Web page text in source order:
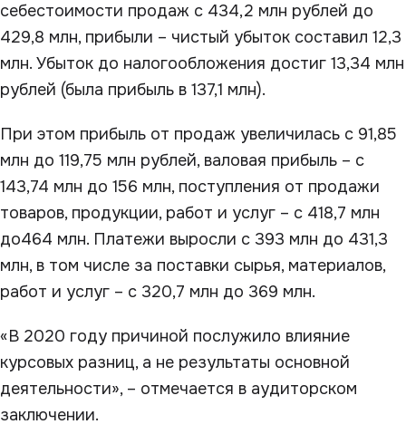
себестоимости продаж с 434,2 млн рублей до
429,8 млн, прибыли – чистый убыток составил 12,3
млн. Убыток до налогообложения достиг 13,34 млн
рублей (была прибыль в 137,1 млн).
При этом прибыль от продаж увеличилась с 91,85
млн до 119,75 млн рублей, валовая прибыль – с
143,74 млн до 156 млн, поступления от продажи
товаров, продукции, работ и услуг – с 418,7 млн
до464 млн. Платежи выросли с 393 млн до 431,3
млн, в том числе за поставки сырья, материалов,
работ и услуг – с 320,7 млн до 369 млн.
«В 2020 году причиной послужило влияние
курсовых разниц, а не результаты основной
деятельности», – отмечается в аудиторском
заключении.